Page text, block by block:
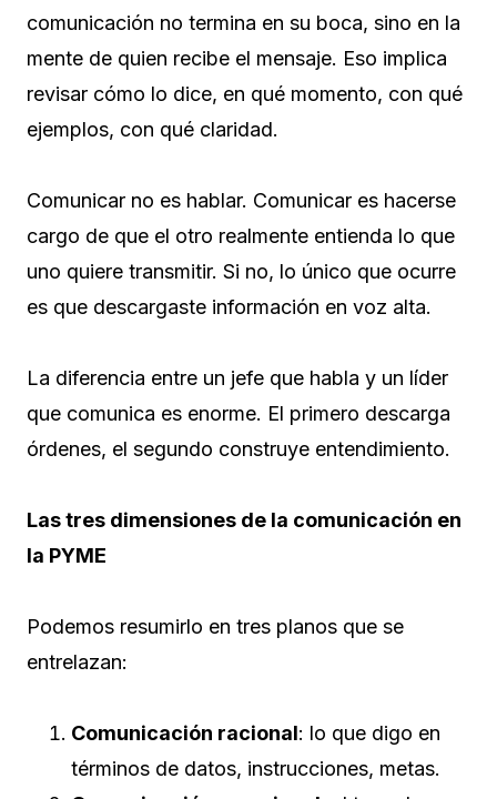
comunicación no termina en su boca, sino en la
mente de quien recibe el mensaje. Eso implica
revisar cómo lo dice, en qué momento, con qué
ejemplos, con qué claridad.
Comunicar no es hablar. Comunicar es hacerse
cargo de que el otro realmente entienda lo que
uno quiere transmitir. Si no, lo único que ocurre
es que descargaste información en voz alta.
La diferencia entre un jefe que habla y un líder
que comunica es enorme. El primero descarga
órdenes, el segundo construye entendimiento.
Las tres dimensiones de la comunicación en
la PYME
Podemos resumirlo en tres planos que se
entrelazan:
Comunicación racional: lo que digo en
términos de datos, instrucciones, metas.